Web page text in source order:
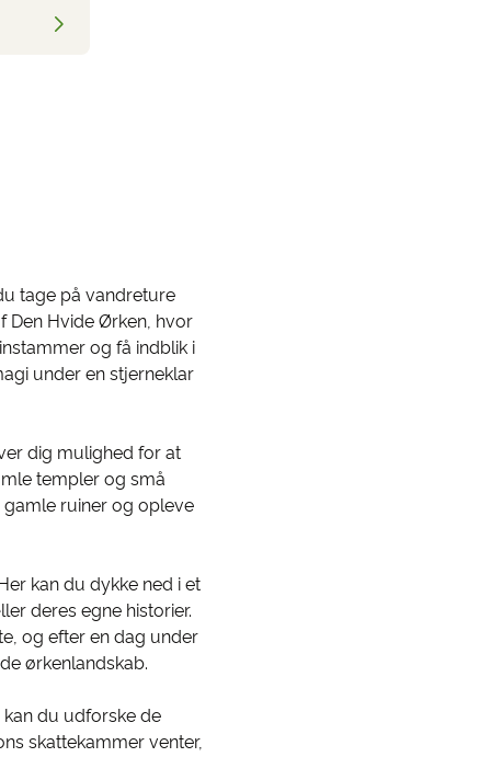
tage på vandreture
Den Hvide Ørken, hvor
og få indblik i
under en stjerneklar
dig mulighed for at
templer og små
gamle ruiner og opleve
kan du dykke ned i et
deres egne historier.
og efter en dag under
ørkenlandskab.
kan du udforske de
skattekammer venter,